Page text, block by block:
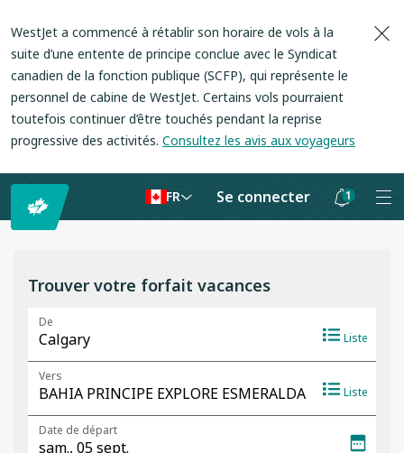
WestJet a commencé à rétablir son horaire de vols à la
suite d’une entente de principe conclue avec le Syndicat
canadien de la fonction publique (SCFP), qui représente le
personnel de cabine de WestJet. Certains vols pourraient
toutefois continuer d’être touchés pendant la reprise
progressive des activités. Consultez les avis aux voyageurs
FR Se connecter 1
Les
Trouver votre forfait vacances